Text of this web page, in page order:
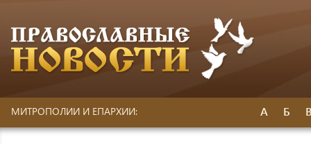
МИТРОПОЛИИ И ЕПАРХИИ: А Б